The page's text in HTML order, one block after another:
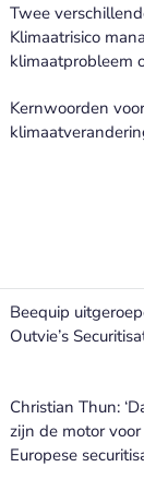
Twee
Klimaatrisico
klimaatprobleem
Kernwoorden
Beequip
Outvie’s
Christian Thun:
zijn de motor
Europese